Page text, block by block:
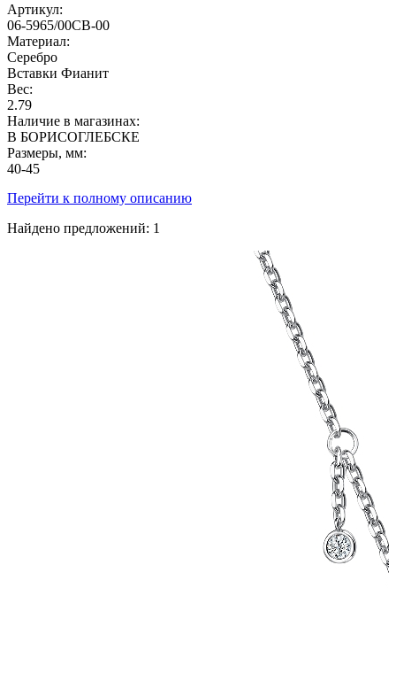
Артикул:
06-5965/00СВ-00
Материал:
Серебро
Вставки Фианит
Вес:
2.79
Наличие в магазинах:
В БОРИСОГЛЕБСКЕ
Размеры, мм:
40-45
Перейти к полному описанию
Найдено предложений: 1